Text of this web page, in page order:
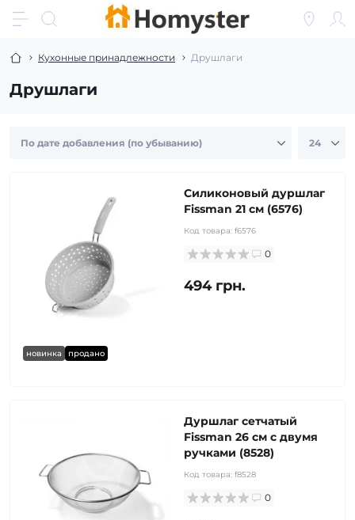
Кухонные принадлежности Друшлаги
Друшлаги
новинка продано
Силиконовый дуршлаг
Fissman 21 см (6576)
Код товара: f6576
0
494 грн.
Дуршлаг сетчатый
Fissman 26 см с двумя
ручками (8528)
Код товара: f8528
0